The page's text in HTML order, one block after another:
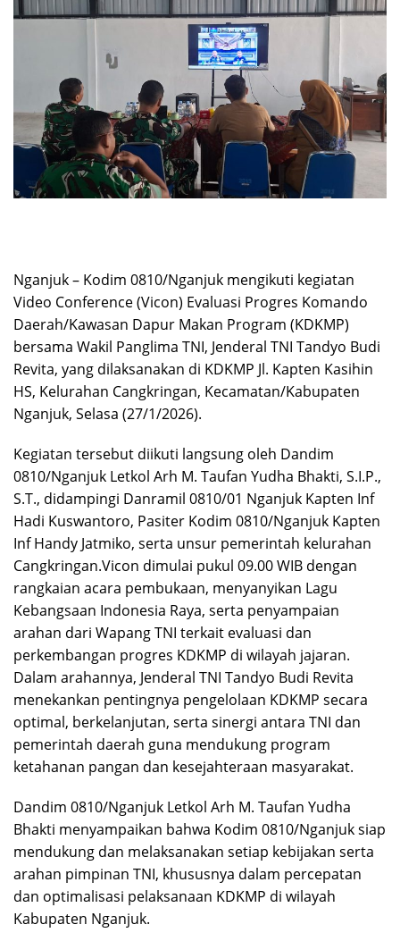
Nganjuk – Kodim 0810/Nganjuk mengikuti kegiatan
Video Conference (Vicon) Evaluasi Progres Komando
Daerah/Kawasan Dapur Makan Program (KDKMP)
bersama Wakil Panglima TNI, Jenderal TNI Tandyo Budi
Revita, yang dilaksanakan di KDKMP Jl. Kapten Kasihin
HS, Kelurahan Cangkringan, Kecamatan/Kabupaten
Nganjuk, Selasa (27/1/2026).
Kegiatan tersebut diikuti langsung oleh Dandim
0810/Nganjuk Letkol Arh M. Taufan Yudha Bhakti, S.I.P.,
S.T., didampingi Danramil 0810/01 Nganjuk Kapten Inf
Hadi Kuswantoro, Pasiter Kodim 0810/Nganjuk Kapten
Inf Handy Jatmiko, serta unsur pemerintah kelurahan
Cangkringan.Vicon dimulai pukul 09.00 WIB dengan
rangkaian acara pembukaan, menyanyikan Lagu
Kebangsaan Indonesia Raya, serta penyampaian
arahan dari Wapang TNI terkait evaluasi dan
perkembangan progres KDKMP di wilayah jajaran.
Dalam arahannya, Jenderal TNI Tandyo Budi Revita
menekankan pentingnya pengelolaan KDKMP secara
optimal, berkelanjutan, serta sinergi antara TNI dan
pemerintah daerah guna mendukung program
ketahanan pangan dan kesejahteraan masyarakat.
Dandim 0810/Nganjuk Letkol Arh M. Taufan Yudha
Bhakti menyampaikan bahwa Kodim 0810/Nganjuk siap
mendukung dan melaksanakan setiap kebijakan serta
arahan pimpinan TNI, khususnya dalam percepatan
dan optimalisasi pelaksanaan KDKMP di wilayah
Kabupaten Nganjuk.